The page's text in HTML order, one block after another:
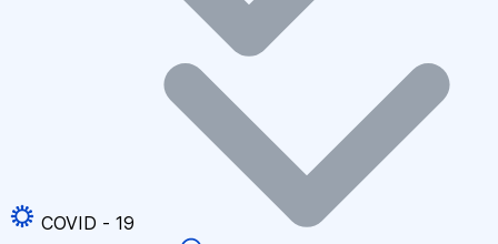
COVID - 19